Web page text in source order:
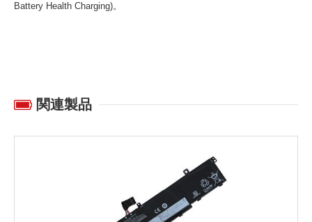
Battery Health Charging)。
関連製品